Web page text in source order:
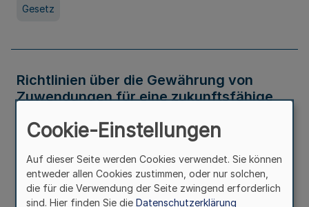
Gesetz
Richtlinien über die Gewährung von
Zuwendungen für eine zukunftsfähige
Nordrhein-Westfalen
In Kraft
Verwaltungsvorschrift
Cookie-Einstellungen
Auf dieser Seite werden Cookies verwendet. Sie können
entweder allen Cookies zustimmen, oder nur solchen,
die für die Verwendung der Seite zwingend erforderlich
sind. Hier finden Sie die Datenschutzerklärung